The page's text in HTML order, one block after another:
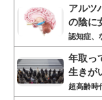
アルツ
の陰に
認知症、
年取っ
生きが
超高齢時